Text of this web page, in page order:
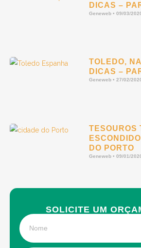
DICAS –
Geneweb 09/03/
TOLEDO,
DICAS –
Geneweb 27/02/
TESOUROS
DO PORTO
Geneweb 09/01/
SOLICITE UM